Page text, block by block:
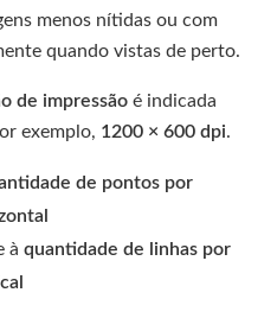
menos nítidas ou com
quando vistas de perto.
de impressão é indicada
exemplo, 1200 × 600 dpi.
de pontos por
à quantidade de linhas por